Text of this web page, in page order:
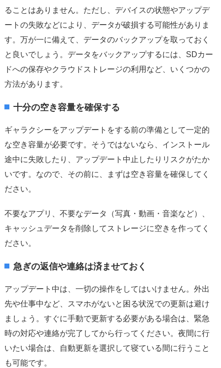
ることはありません。ただし、デバイスの状態やアップデ
ートの失敗などにより、データが破損する可能性がありま
す。万が一に備えて、データのバックアップを取っておく
と良いでしょう。データをバックアップするには、SDカー
ドへの保存やクラウドストレージの利用など、いくつかの
方法があります。
十分の空き容量を確保する
ギャラクシーをアップデートをする前の準備として一定的
な空き容量が必要です。そうではないなら、インストール
途中に失敗したり、アップデート中止したりリスクがたか
いです。なので、その前に、まずは空き容量を確保してく
ださい。
不要なアプリ、不要なデータ（写真・動画・音楽など）、
キャッシュデータを削除してストレージに空きを作ってく
ださい。
急ぎの返信や連絡は済ませておく
アップデート中は、一切の操作をしてはいけません。外出
先や仕事中など、スマホがないと困る状況での更新は避け
ましょう。すぐに手動で更新する必要がある場合は、緊急
時の対応や連絡が完了してから行ってください。夜間に行
いたい場合は、自動更新を選択して寝ている間に行うこと
も可能です。